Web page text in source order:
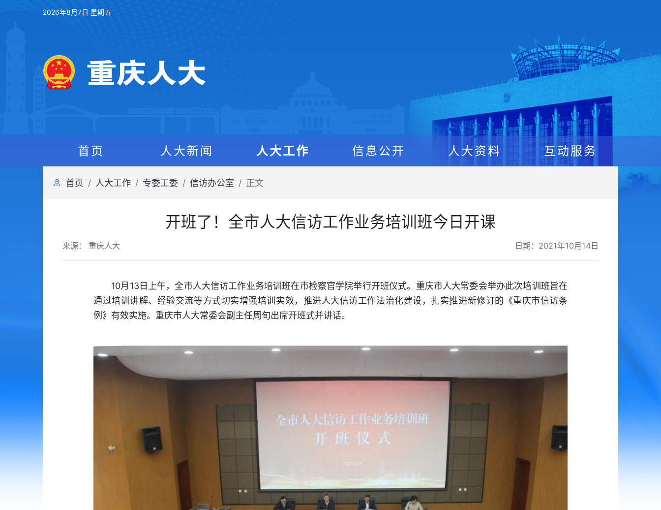
2026年8月7日 星期五
首页 人大新闻 人大工作 信息公开 人大资料 互动服务
首页 人大工作 专委工委 信访办公室 正文
开班了！全市人大信访工作业务培训班今日开课
日期：2021年10月14日
来源： 重庆人大
10月13日上午，全市人大信访工作业务培训班在市检察官学院举行开班仪式。重庆市人大常委会举办此次培训班旨在
通过培训讲解、经验交流等方式切实增强培训实效，推进人大信访工作法治化建设，扎实推进新修订的《重庆市信访条
例》有效实施。重庆市人大常委会副主任周旬出席开班式并讲话。